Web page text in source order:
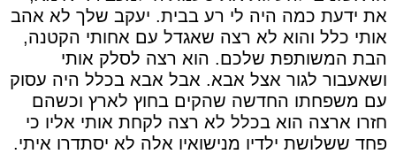
את ידעת כמה היה לי רע בבית. יעקב שלך לא אהב
אותי כלל והוא לא רצה שאגדל עם אחותי הקטנה,
הבת המשותפת שלכם. הוא רצה לסלק אותי
ושאעבור לגור אצל אבא. אבל אבא בכלל היה עסוק
עם משפחתו החדשה שהקים בחוץ לארץ וכשהם
חזרו ארצה הוא בכלל לא רצה לקחת אותי אליו כי
פחד ששלושת ילדיו מנישואיו אלה לא יסתדרו איתי.